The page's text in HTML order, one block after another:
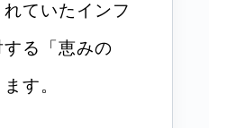
れていたインフ
する「恵みの
す。